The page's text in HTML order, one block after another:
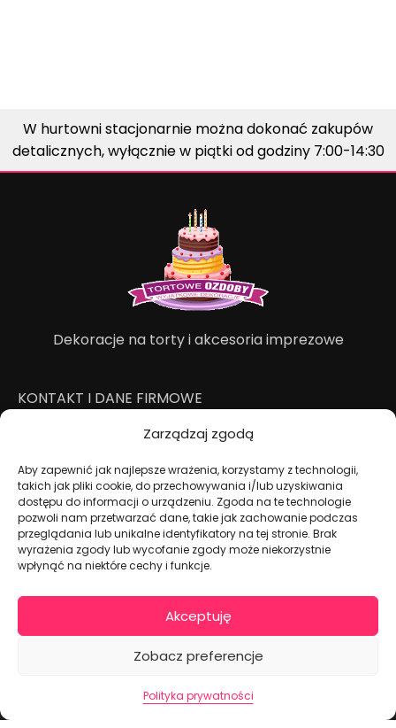
Zarządzaj zgodą
Aby zapewnić jak najlepsze wrażenia, korzystamy z technologii,
takich jak pliki cookie, do przechowywania i/lub uzyskiwania
dostępu do informacji o urządzeniu. Zgoda na te technologie
pozwoli nam przetwarzać dane, takie jak zachowanie podczas
przeglądania lub unikalne identyfikatory na tej stronie. Brak
wyrażenia zgody lub wycofanie zgody może niekorzystnie
wpłynąć na niektóre cechy i funkcje.
Akceptuję
Zobacz preferencje
Polityka prywatności
W hurtowni stacjonarnie można dokonać zakupów
detalicznych, wyłącznie w piątki od godziny 7:00-14:30
Dekoracje na torty i akcesoria imprezowe
KONTAKT I DANE FIRMOWE
+48 511 246 275
ul. Modularna 12, 02-238 Warszawa
Giełda Spożywcza Okęcie Pawilon 403
Pon.-Pt.: 07:00 - 14:30
NIP: PL7970009100
Polityka prywatności
Formularz odstąpienia od umowy